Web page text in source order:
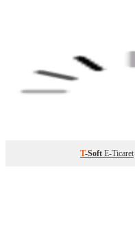
T-Soft E-Ticaret